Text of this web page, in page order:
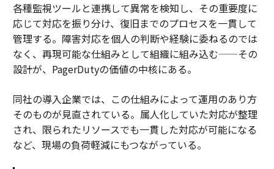
各種監視ツールと連携して異常を検知し、その重要度に
応じて対応を振り分け、復旧までのプロセスを一貫して
管理する。障害対応を個人の判断や経験に委ねるのでは
なく、再現可能な仕組みとして組織に組み込む——その
設計が、PagerDutyの価値の中核にある。
同社の導入企業では、この仕組みによって運用のあり方
そのものが見直されている。属人化していた対応が整理
され、限られたリソースでも一貫した対応が可能になる
など、現場の負荷軽減にもつながっている。